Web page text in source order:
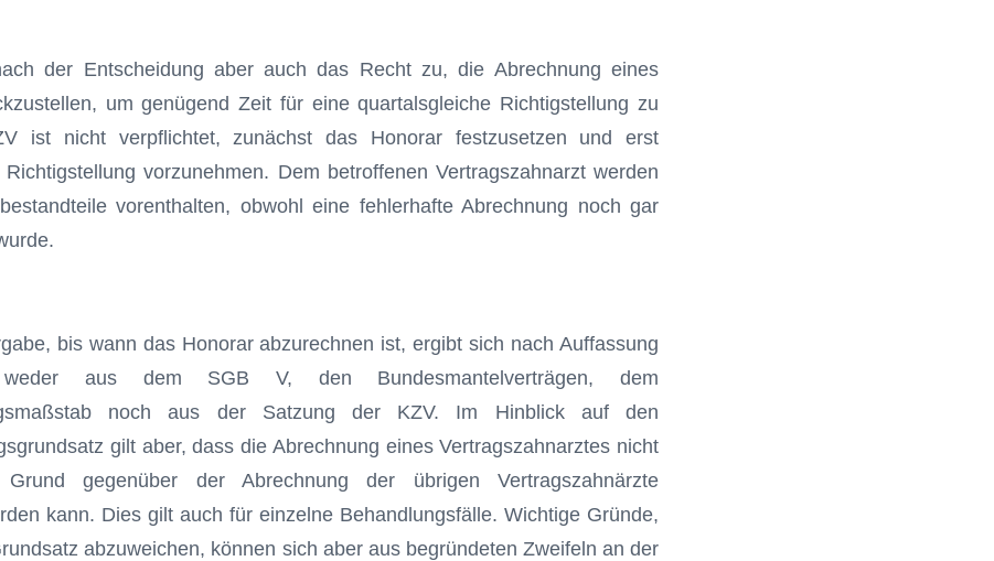
der Entscheidung aber auch das Recht zu, die Abrechnung eines
um genügend Zeit für eine quartalsgleiche Richtigstellung zu
ist nicht verpflichtet, zu­nächst das Honorar festzusetzen und erst
vorzunehmen. Dem be­troffenen Vertragszahnarzt wer­den
vorenthalten, obwohl eine fehlerhafte Abrechnung noch gar
bis wann das Honorar abzurechnen ist, ergibt sich nach Auffassung
aus dem SGB V, den Bundesmantelverträgen, dem
noch aus der Satzung der KZV. Im Hinblick auf den
gilt aber, dass die Abrechnung eines Vertragszahnarztes nicht
gegenüber der Abrechnung der übrigen Vertragszahnärzte
kann. Dies gilt auch für einzelne Behandlungsfälle. Wichtige Gründe,
abzuweichen, können sich aber aus begründeten Zweifeln an der